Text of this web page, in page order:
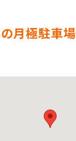
月極駐車